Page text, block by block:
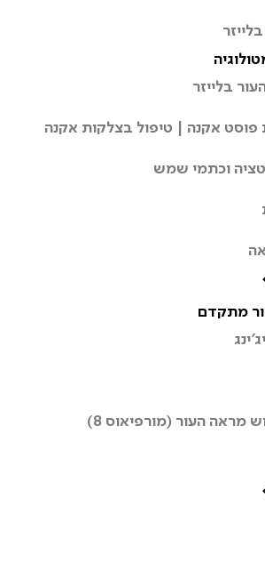
בלייזר
פוסט אקנה | טיפול בצלקות אקנה
וכתמי שמש
מתקדם
מראה העור (מורפיאוס 8)